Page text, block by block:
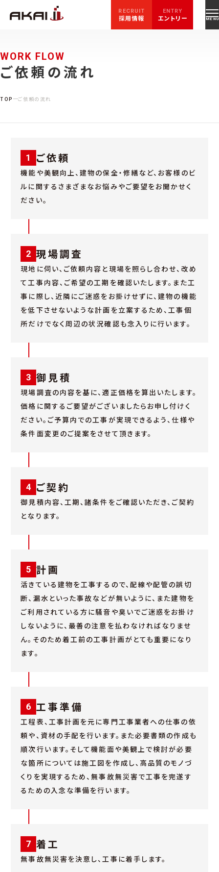
RECRUIT
採用情報
ENTRY
エントリー
WORK FLOW
ご依頼の流れ
TOP ご依頼の流れ
1 ご依頼
機能や美観向上、建物の保全・修繕など、お客様のビ
ルに関するさまざまなお悩みやご要望をお聞かせく
ださい。
2 現場調査
現地に伺い、ご依頼内容と現場を照らし合わせ、改め
て工事内容、ご希望の工期を確認いたします。また工
事に際し、近隣にご迷惑をお掛けせずに、建物の機能
を低下させないような計画を立案するため、工事個
所だけでなく周辺の状況確認も念入りに行います。
3 御見積
現場調査の内容を基に、適正価格を算出いたします。
価格に関するご要望がございましたらお申し付けく
ださい。ご予算内での工事が実現できるよう、仕様や
条件面変更のご提案をさせて頂きます。
4 ご契約
御見積内容、工期、諸条件をご確認いただき、ご契約
となります。
5 計画
活きている建物を工事するので、配線や配管の誤切
断、漏水といった事故などが無いように、また建物を
ご利用されている方に騒音や臭いでご迷惑をお掛け
しないように、最善の注意を払わなければなりませ
ん。そのため着工前の工事計画がとても重要になり
ます。
6 工事準備
工程表、工事計画を元に専門工事業者への仕事の依
頼や、資材の手配を行います。また必要書類の作成も
順次行います。そして機能面や美観上で検討が必要
な箇所については施工図を作成し、高品質のモノづ
くりを実現するため、無事故無災害で工事を完遂す
るための入念な準備を行います。
7 着工
無事故無災害を決意し、工事に着手します。